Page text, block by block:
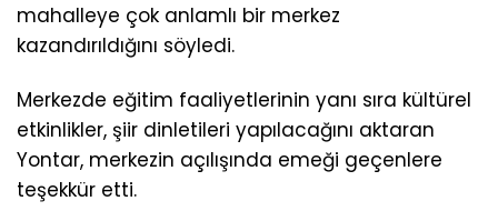
mahalleye çok anlamlı bir merkez
kazandırıldığını söyledi.
Merkezde eğitim faaliyetlerinin yanı sıra kültürel
etkinlikler, şiir dinletileri yapılacağını aktaran
Yontar, merkezin açılışında emeği geçenlere
teşekkür etti.